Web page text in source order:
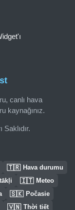
canlı hava
kaynağınız.
🇹🇷 Hava durumu
🇮🇹 Meteo
🇸🇰 Počasie
🇻🇳 Thời tiết